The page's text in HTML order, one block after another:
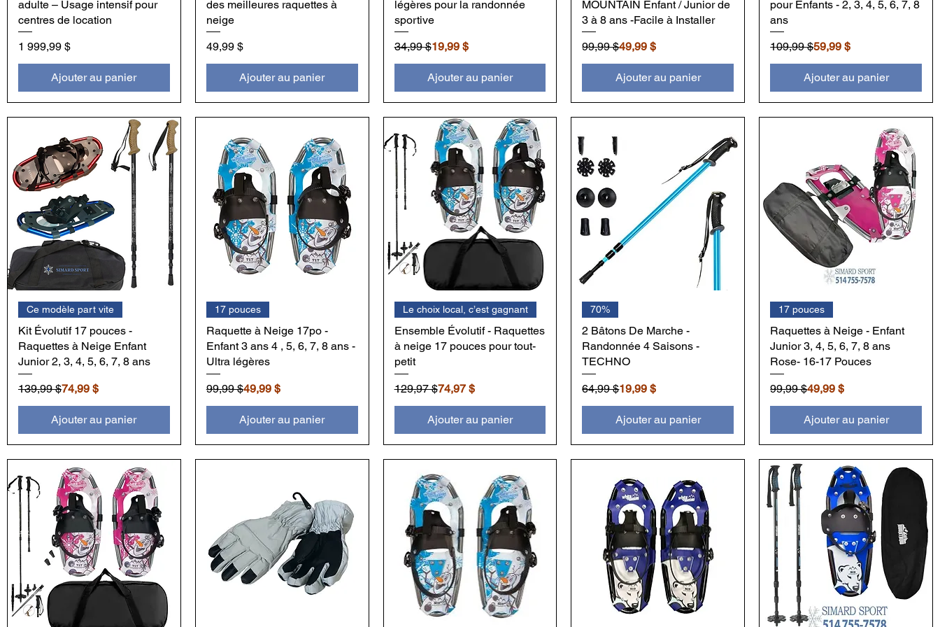
adulte – Usage intensif pour
centres de location
Prix
1 999,99 $
Ajouter au panier
des meilleures raquettes à
neige
Prix
49,99 $
Ajouter au panier
légères pour la randonnée
sportive
Prix original
34,99 $
Prix promotionnel
19,99 $
Ajouter au panier
MOUNTAIN Enfant / Junior de
3 à 8 ans -Facile à Installer
Prix original
99,99 $
Prix promotionnel
49,99 $
Ajouter au panier
pour Enfants - 2, 3, 4, 5, 6, 7, 8
ans
Prix original
109,99 $
Prix promotionnel
59,99 $
Ajouter au panier
Ce modèle part vite
Kit Évolutif 17 pouces -
Raquettes à Neige Enfant
Junior 2, 3, 4, 5, 6, 7, 8 ans
Prix original
139,99 $
Prix promotionnel
74,99 $
Ajouter au panier
17 pouces
Raquette à Neige 17po -
Enfant 3 ans 4 , 5, 6, 7, 8 ans -
Ultra légères
Prix original
99,99 $
Prix promotionnel
49,99 $
Ajouter au panier
Le choix local, c’est gagnant
Ensemble Évolutif - Raquettes
à neige 17 pouces pour tout-
petit
Prix original
129,97 $
Prix promotionnel
74,97 $
Ajouter au panier
70%
2 Bâtons De Marche -
Randonnée 4 Saisons -
TECHNO
Prix original
64,99 $
Prix promotionnel
19,99 $
Ajouter au panier
17 pouces
Raquettes à Neige - Enfant
Junior 3, 4, 5, 6, 7, 8 ans
Rose- 16-17 Pouces
Prix original
99,99 $
Prix promotionnel
49,99 $
Ajouter au panier